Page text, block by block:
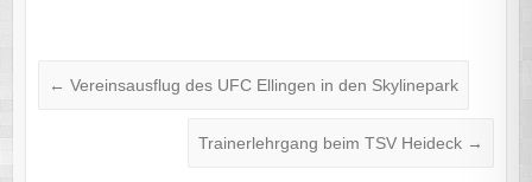
← Vereinsausflug des UFC Ellingen in den Skylinepark
Trainerlehrgang beim TSV Heideck →